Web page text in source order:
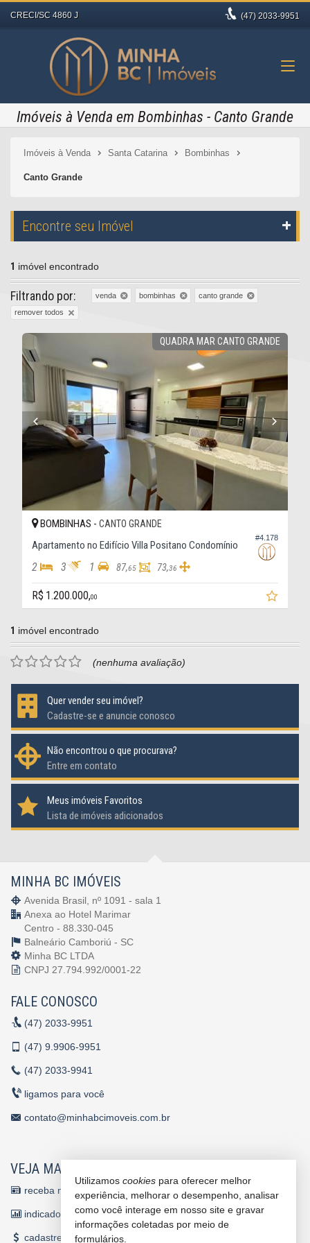
CRECI/SC 4860 J (47) 2033-9951
Imóveis à Venda em Bombinhas - Canto Grande
Imóveis à Venda Santa Catarina Bombinhas
Canto Grande
Encontre seu Imóvel
1 imóvel encontrado
Filtrando por: venda bombinhas
canto grande
remover todos
QUADRA MAR CANTO GRANDE
#4.178
BOMBINHAS - CANTO GRANDE
Apartamento no Edifício Villa Positano Condomínio
2 3 1 87,65 73,36
R$ 1.200.000,00
1 imóvel encontrado
(nenhuma avaliação)
Quer vender seu imóvel?
Cadastre-se e anuncie conosco
Não encontrou o que procurava?
Entre em contato
Meus imóveis Favoritos
Lista de imóveis adicionados
MINHA BC IMÓVEIS
Avenida Brasil, nº 1091 - sala 1
Anexa ao Hotel Marimar
Centro - 88.330-045
Balneário Camboriú - SC
Minha BC LTDA
CNPJ 27.794.992/0001-22
FALE CONOSCO
(47) 2033-9951
(47) 9.9906-9951
(47) 2033-9941
ligamos para você
contato@minhabcimoveis.com.br
VEJA MAIS
receba nosso newsletter
indicadores financeiros
cadastre seu imóvel
Utilizamos cookies para oferecer melhor
experiência, melhorar o desempenho, analisar
como você interage em nosso site e gravar
informações coletadas por meio de
formulários.